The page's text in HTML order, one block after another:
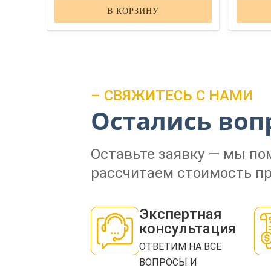
В КОРЗИНУ
– СВЯЖИТЕСЬ С НАМИ
Остались
Оставьте заявку — мы
рассчитаем стоимость
Экспертная
консультация
ОТВЕТИМ НА ВСЕ
ВОПРОСЫ И